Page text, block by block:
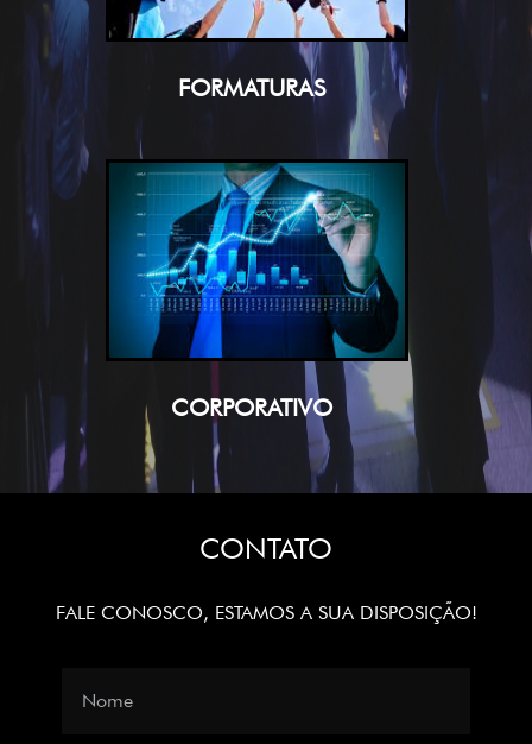
FORMATURAS
CORPORATIVO
CONTATO
FALE CONOSCO, ESTAMOS A SUA DISPOSIÇÃO!